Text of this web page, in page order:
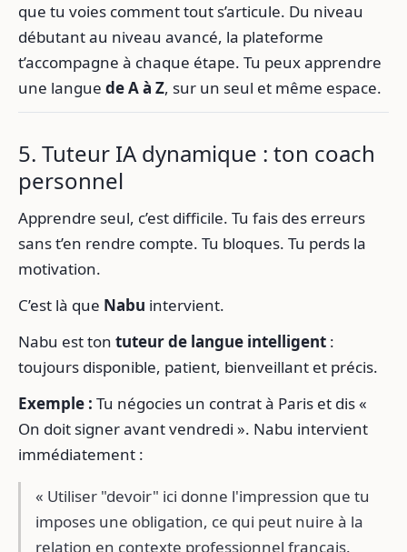
que tu voies comment tout s’articule. Du niveau
débutant au niveau avancé, la plateforme
t’accompagne à chaque étape. Tu peux apprendre
une langue de A à Z, sur un seul et même espace.
5. Tuteur IA dynamique : ton coach
personnel
Apprendre seul, c’est difficile. Tu fais des erreurs
sans t’en rendre compte. Tu bloques. Tu perds la
motivation.
C’est là que Nabu intervient.
Nabu est ton tuteur de langue intelligent :
toujours disponible, patient, bienveillant et précis.
Exemple : Tu négocies un contrat à Paris et dis «
On doit signer avant vendredi ». Nabu intervient
immédiatement :
« Utiliser "devoir" ici donne l'impression que tu
imposes une obligation, ce qui peut nuire à la
relation en contexte professionnel français.